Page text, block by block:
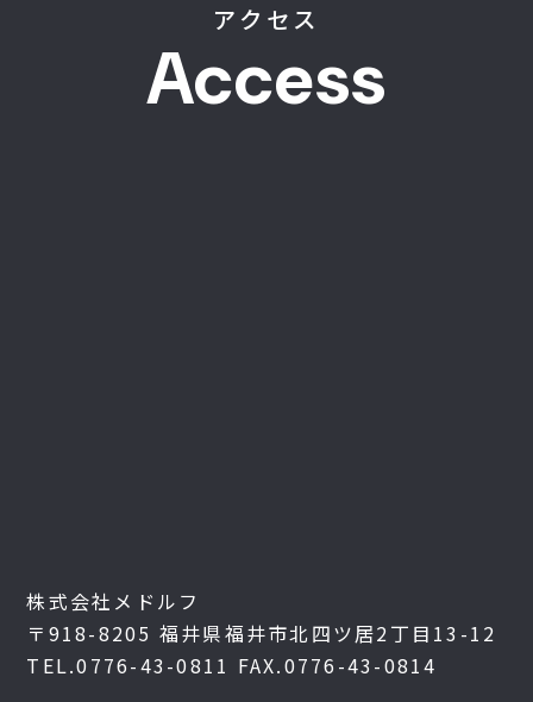
ア ク セ ス
Access
株式会社メドルフ
〒918-8205 福井県福井市北四ツ居2丁目13-12
TEL.0776-43-0811 FAX.0776-43-0814